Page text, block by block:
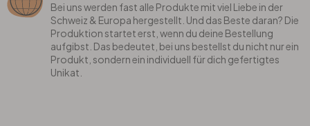
Bei uns werden fast alle Produkte mit viel Liebe in der
Schweiz & Europa hergestellt. Und das Beste daran? Die
Produktion startet erst, wenn du deine Bestellung
aufgibst. Das bedeutet, bei uns bestellst du nicht nur ein
Produkt, sondern ein individuell für dich gefertigtes
Unikat.